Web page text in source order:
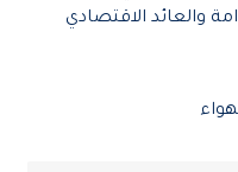
والعائد الاقتصادي